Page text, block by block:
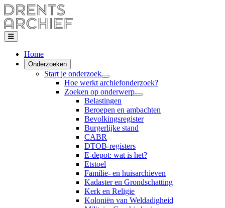
Home
Onderzoeken
Start je onderzoek
Hoe werkt archiefonderzoek?
Zoeken op onderwerp
Belastingen
Beroepen en ambachten
Bevolkingsregister
Burgerlijke stand
CABR
DTOB-registers
E-depot: wat is het?
Etstoel
Familie- en huisarchieven
Kadaster en Grondschatting
Kerk en Religie
Koloniën van Weldadigheid